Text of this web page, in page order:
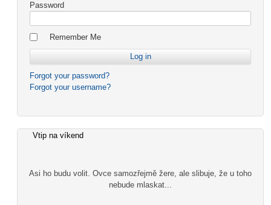
Password
Remember Me
Forgot your password?
Forgot your username?
Vtip na víkend
Asi ho budu volit. Ovce samozřejmě žere, ale slibuje, že u toho
nebude mlaskat...